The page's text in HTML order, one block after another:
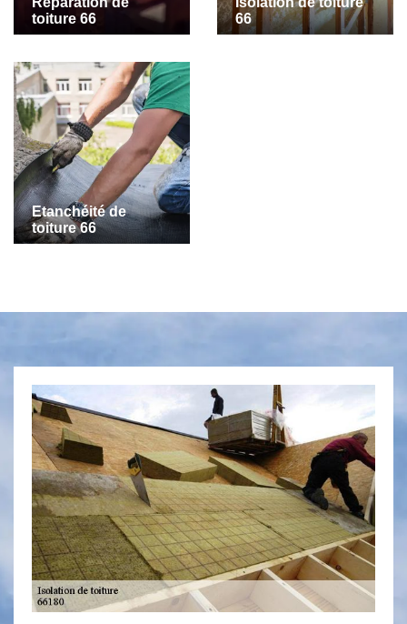
toiture 66
66
Etanchéité de
toiture 66